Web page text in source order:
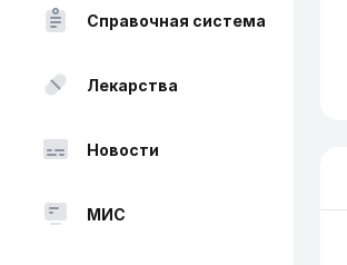
Справочная система
Лекарства
Новости
МИС